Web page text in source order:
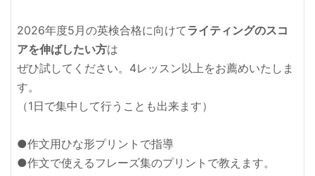
2026年度5月の英検合格に向けてライティングのスコ
アを伸ばしたい方は
ぜひ試してください。4レッスン以上をお薦めいたしま
す。
（1日で集中して行うことも出来ます）
●作文用ひな形プリントで指導
●作文で使えるフレーズ集のプリントで教えます。